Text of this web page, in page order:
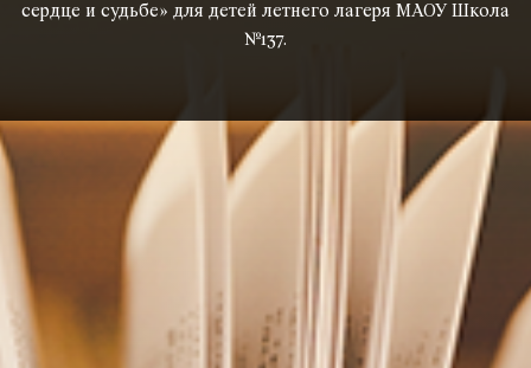
сердце и судьбе» для детей летнего лагеря МАОУ Школа
№137.